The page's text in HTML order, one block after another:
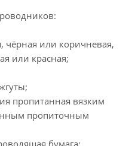
чёрная или коричневая,
или красная;
пропитанная вязким
пропиточным
бумага;